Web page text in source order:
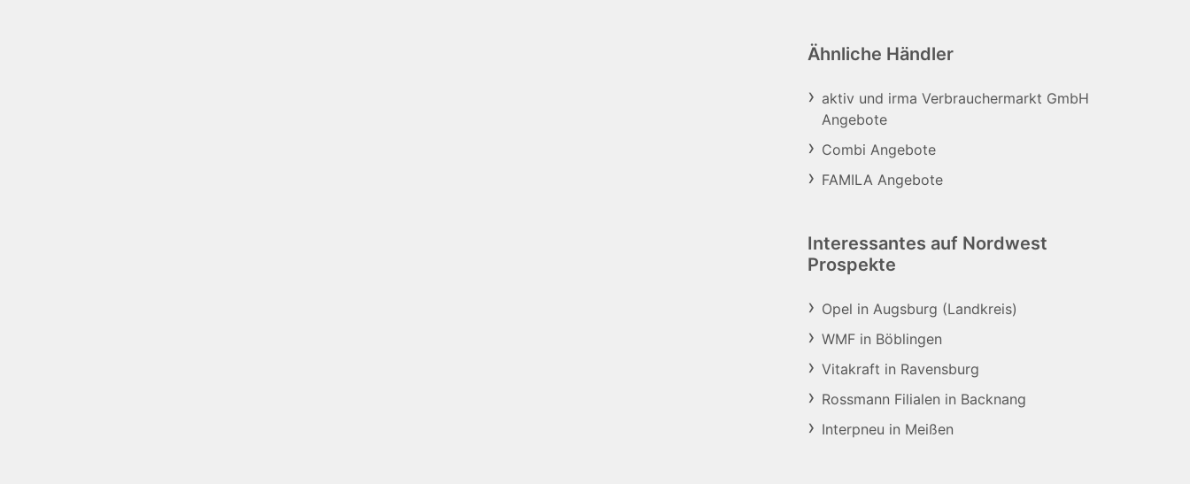
Ähnliche Händler
aktiv und irma Verbrauchermarkt GmbH
Angebote
Combi Angebote
FAMILA Angebote
Interessantes auf Nordwest
Prospekte
Opel in Augsburg (Landkreis)
WMF in Böblingen
Vitakraft in Ravensburg
Rossmann Filialen in Backnang
Interpneu in Meißen